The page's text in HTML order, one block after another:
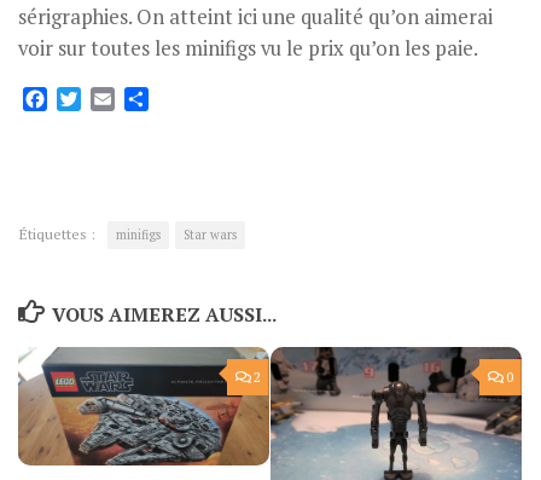
sérigraphies. On atteint ici une qualité qu’on aimerai
voir sur toutes les minifigs vu le prix qu’on les paie.
Facebook
Twitter
Email
Étiquettes : minifigs Star wars
VOUS AIMEREZ AUSSI...
2 0